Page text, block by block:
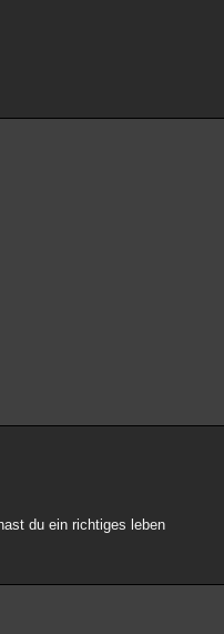
du ein richtiges leben